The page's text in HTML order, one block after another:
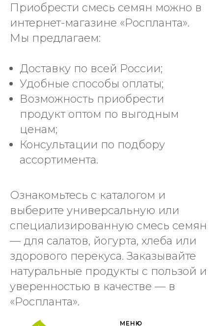
Приобрести смесь семян можно в
интернет-магазине «Роспланта».
Мы предлагаем:
Доставку по всей России;
Удобные способы оплаты;
Возможность приобрести
продукт оптом по выгодным
ценам;
Консультации по подбору
ассортимента.
Ознакомьтесь с каталогом и
выберите универсальную или
специализированную смесь семян
— для салатов, йогурта, хлеба или
здорового перекуса. Заказывайте
натуральные продукты с пользой и
уверенностью в качестве — в
«Роспланта».
МЕНЮ